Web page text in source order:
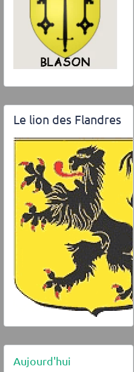
Le lion des Flandres
Aujourd'hui